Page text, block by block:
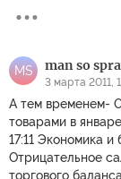
MS man so
3 марта 2011,
А тем временем-
товарами в
17:11 Экономика
Отрицательное
торгового